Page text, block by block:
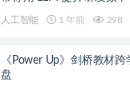
人工智能 1 年前 298
《Power Up》剑桥教材跨学科
盘